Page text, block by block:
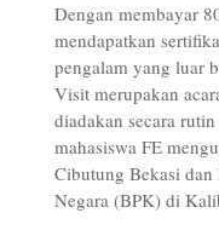
Dengan membayar
mendapatkan
pengalam yang luar
Visit merupakan
diadakan secara
mahasiswa FE
Cibutung Bekasi dan
Negara (BPK) di